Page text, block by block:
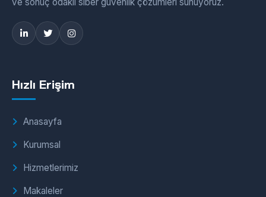
Hızlı Erişim
Anasayfa
Kurumsal
Hizmetlerimiz
Makaleler